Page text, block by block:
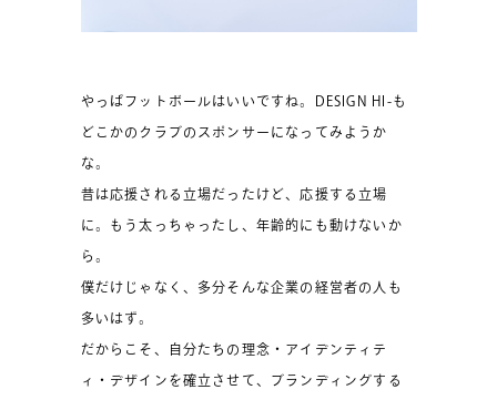
やっぱフットボールはいいですね。DESIGN HI-も
どこかのクラブのスポンサーになってみようか
な。
昔は応援される立場だったけど、応援する立場
に。もう太っちゃったし、年齢的にも動けないか
ら。
僕だけじゃなく、多分そんな企業の経営者の人も
多いはず。
だからこそ、自分たちの理念・アイデンティテ
ィ・デザインを確立させて、ブランディングする